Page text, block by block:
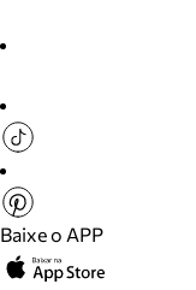
Baixe o APP